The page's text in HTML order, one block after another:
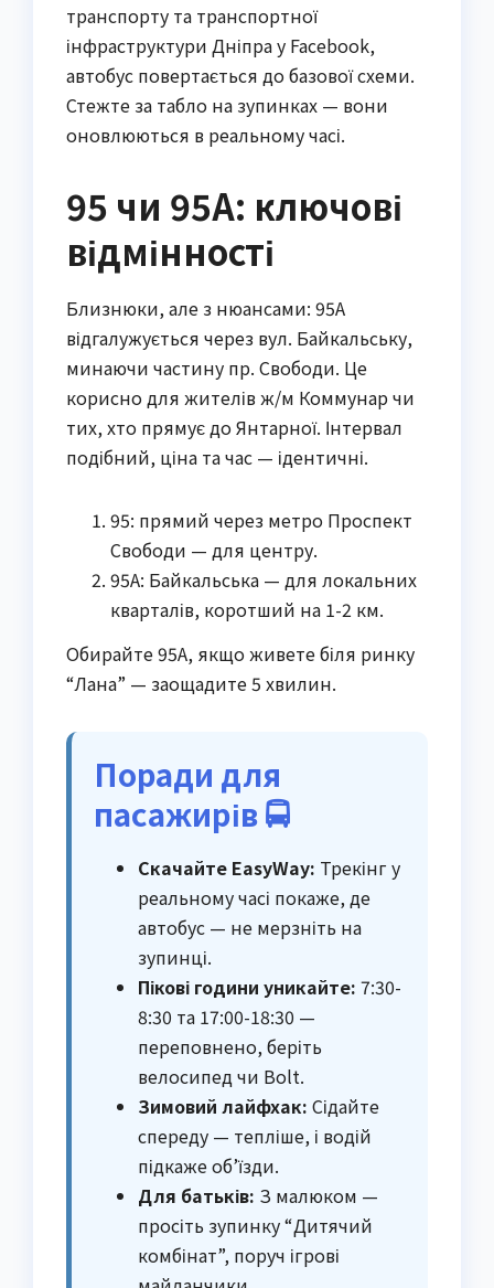
транспорту та транспортної
інфраструктури Дніпра у Facebook,
автобус повертається до базової схеми.
Стежте за табло на зупинках — вони
оновлюються в реальному часі.
95 чи 95А: ключові
відмінності
Близнюки, але з нюансами: 95А
відгалужується через вул. Байкальську,
минаючи частину пр. Свободи. Це
корисно для жителів ж/м Коммунар чи
тих, хто прямує до Янтарної. Інтервал
подібний, ціна та час — ідентичні.
95: прямий через метро Проспект
Свободи — для центру.
95А: Байкальська — для локальних
кварталів, коротший на 1-2 км.
Обирайте 95А, якщо живете біля ринку
“Лана” — заощадите 5 хвилин.
Поради для
пасажирів 🚍
Скачайте EasyWay: Трекінг у
реальному часі покаже, де
автобус — не мерзніть на
зупинці.
Пікові години уникайте: 7:30-
8:30 та 17:00-18:30 —
переповнено, беріть
велосипед чи Bolt.
Зимовий лайфхак: Сідайте
спереду — тепліше, і водій
підкаже об’їзди.
Для батьків: З малюком —
просіть зупинку “Дитячий
комбінат”, поруч ігрові